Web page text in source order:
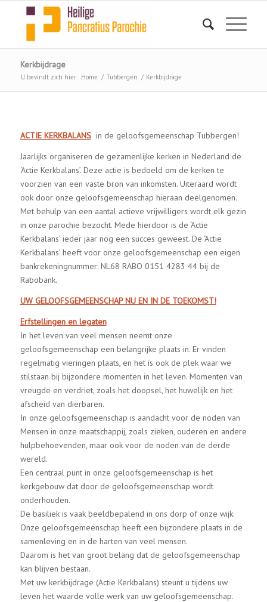
Kerkbijdrage
U bevindt zich hier: Home / Tubbergen / Kerkbijdrage
ACTIE KERKBALANSin de geloofsgemeenschap Tubbergen!
Jaarlijks organiseren de gezamenlijke kerken in Nederland de
‘Actie Kerkbalans’. Deze actie is bedoeld om de kerken te
voorzien van een vaste bron van inkomsten. Uiteraard wordt
ook door onze geloofsgemeenschap hieraan deelgenomen.
Met behulp van een aantal actieve vrijwilligers wordt elk gezin
in onze parochie bezocht. Mede hierdoor is de ‘Actie
Kerkbalans’ ieder jaar nog een succes geweest. De ‘Actie
Kerkbalans’ heeft voor onze geloofsgemeenschap een eigen
bankrekeningnum­mer: NL68 RABO 0151 4283 44 bij de
Rabobank.
UW GELOOFSGEMEENSCHAP NU EN IN DE TOEKOMST!
Erfstellingen en legaten
In het leven van veel mensen neemt onze
geloofsgemeenschap een belangrijke plaats in. Er vinden
regelmatig vieringen plaats, en het is ook de plek waar we
stilstaan bij bijzondere momenten in het leven. Momenten van
vreugde en verdriet, zoals het doopsel, het huwelijk en het
afscheid van dierbaren.
In onze geloofsgemeenschap is aandacht voor de noden van
Mensen in onze maatschappij, zoals zieken, ouderen en andere
hulpbehoevenden, maar ook voor de noden van de derde
wereld.
Een centraal punt in onze geloofsgemeenschap is het
kerkgebouw dat door de geloofsgemeenschap wordt
onderhouden.
De basiliek is vaak beeldbepalend in ons dorp of onze wijk.
Onze geloofsgemeenschap heeft een bijzondere plaats in de
samenleving en in de harten van veel mensen.
Daarom is het van groot belang dat de geloofsgemeenschap
kan blijven bestaan.
Met uw kerkbijdrage (Actie Kerkbalans) steunt u tijdens uw
leven het waarde volle werk van uw geloofsgemeenschap.